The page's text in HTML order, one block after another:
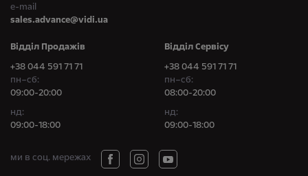
e-mail
sales.advance@vidi.ua
Відділ Продажів
+38 044 591 71 71
пн–сб:
09:00-20:00
нд:
09:00-18:00
Відділ Сервісу
+38 044 591 71 71
пн–сб:
08:00-20:00
нд:
09:00-18:00
ми в соц. мережах